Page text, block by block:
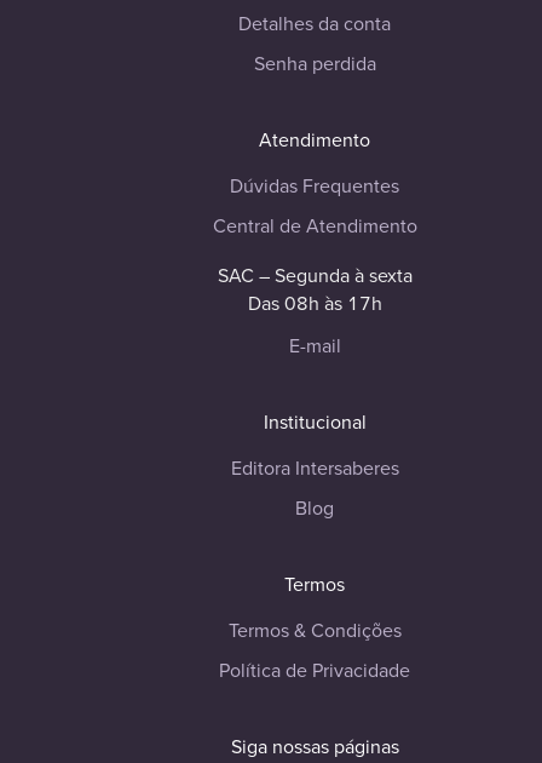
Detalhes da conta
Senha perdida
Atendimento
Dúvidas Frequentes
Central de Atendimento
SAC – Segunda à sexta
Das 08h às 17h
E-mail
Institucional
Editora Intersaberes
Blog
Termos
Termos & Condições
Política de Privacidade
Siga nossas páginas